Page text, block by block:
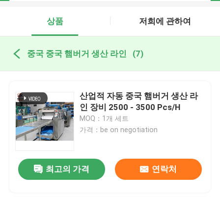
상품 저희에 관하여
중국 중국 햄버거 생산 라인 (7)
산업적 자동 중국 햄버거 생산 라
인 장비 2500 - 3500 Pcs/H
MOQ：1개 세트
가격：be on negotiation
최고의 가격 연락처